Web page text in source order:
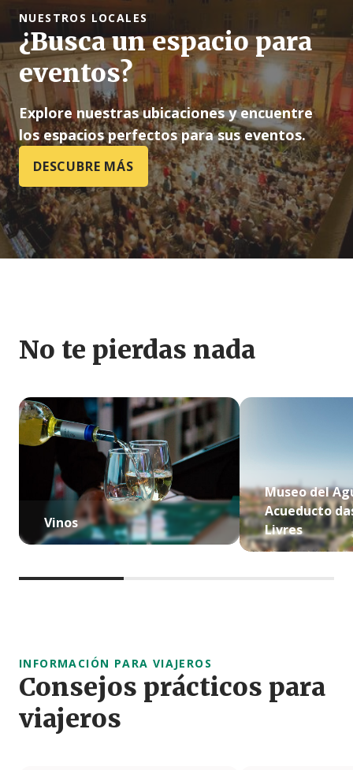
NUESTROS LOCALES
¿Busca un espacio para
eventos?
Explore nuestras ubicaciones y encuentre
los espacios perfectos para sus eventos.
DESCUBRE MÁS
No te pierdas nada
Vinos
Museo del
Acueducto
Livres
INFORMACIÓN PARA VIAJEROS
Consejos prácticos para
viajeros